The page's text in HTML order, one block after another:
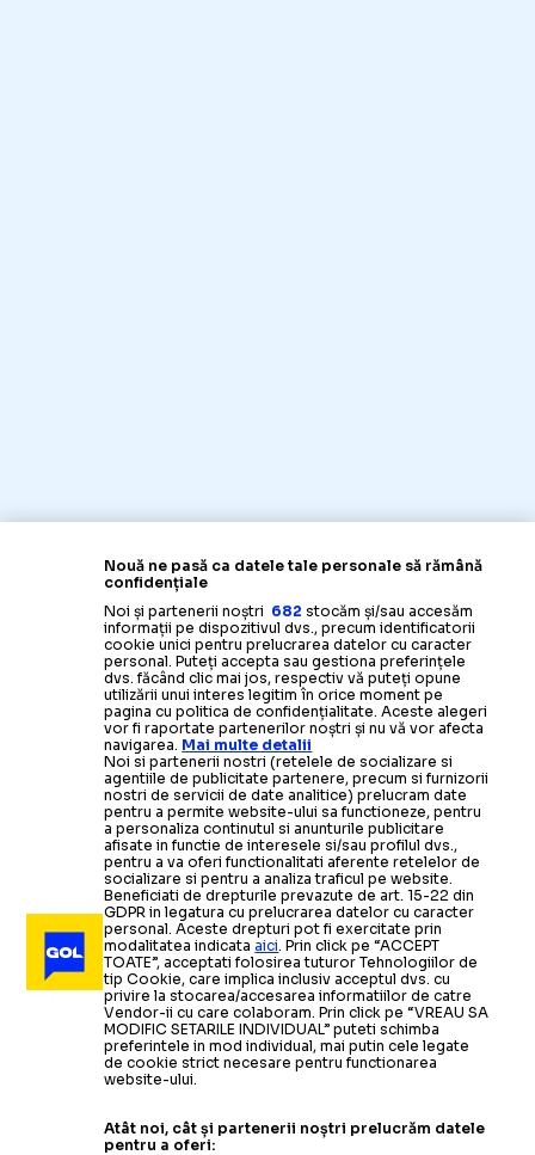
Nouă ne pasă ca datele tale personale să rămână
confidențiale
Noi și partenerii noștri 682 stocăm și/sau accesăm
informații pe dispozitivul dvs., precum identificatorii
cookie unici pentru prelucrarea datelor cu caracter
personal. Puteți accepta sau gestiona preferințele
dvs. făcând clic mai jos, respectiv vă puteți opune
utilizării unui interes legitim în orice moment pe
pagina cu politica de confidențialitate. Aceste alegeri
vor fi raportate partenerilor noștri și nu vă vor afecta
navigarea. Mai multe detalii
Noi si partenerii nostri (retelele de socializare si
agentiile de publicitate partenere, precum si furnizorii
nostri de servicii de date analitice) prelucram date
pentru a permite website-ului sa functioneze, pentru
a personaliza continutul si anunturile publicitare
afisate in functie de interesele si/sau profilul dvs.,
pentru a va oferi functionalitati aferente retelelor de
socializare si pentru a analiza traficul pe website.
Beneficiati de drepturile prevazute de art. 15-22 din
GDPR in legatura cu prelucrarea datelor cu caracter
personal. Aceste drepturi pot fi exercitate prin
modalitatea indicataaici. Prin click pe “ACCEPT
TOATE”, acceptati folosirea tuturor Tehnologiilor de
tip Cookie, care implica inclusiv acceptul dvs. cu
privire la stocarea/accesarea informatiilor de catre
Vendor-ii cu care colaboram. Prin click pe “VREAU SA
MODIFIC SETARILE INDIVIDUAL” puteti schimba
preferintele in mod individual, mai putin cele legate
de cookie strict necesare pentru functionarea
website-ului.
Atât noi, cât și partenerii noștri prelucrăm datele
pentru a oferi: